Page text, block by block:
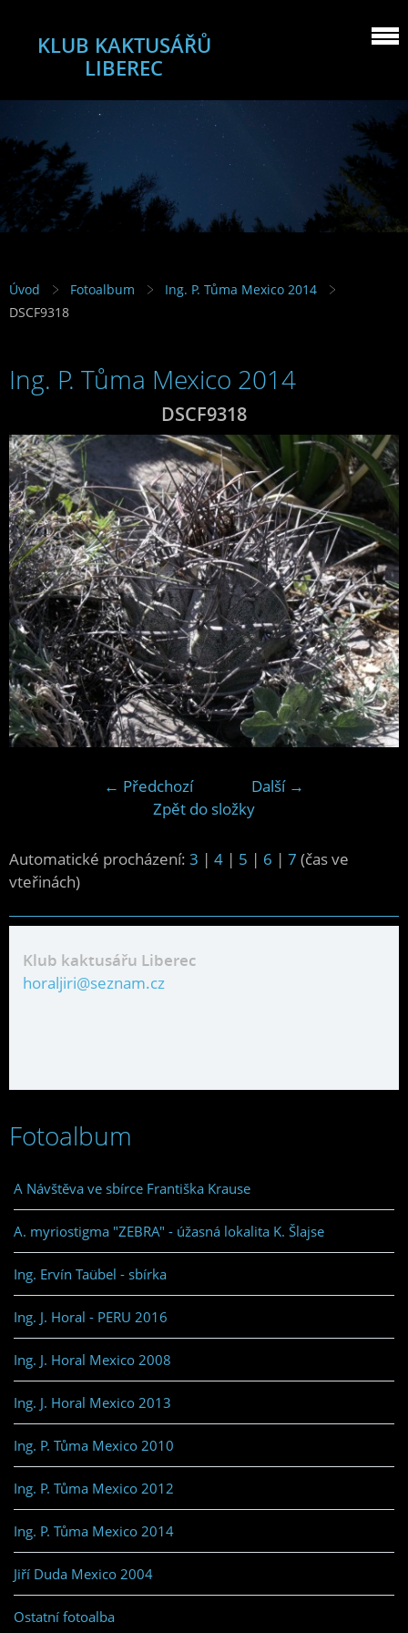
KLUB KAKTUSÁŘŮ
LIBEREC
Úvod Fotoalbum
Ing. P. Tůma Mexico 2014
DSCF9318
Ing. P. Tůma Mexico 2014
DSCF9318
← Předchozí
Další →
Zpět do složky
Automatické procházení: 3 | 4 | 5 | 6 | 7 (čas ve
vteřinách)
Klub kaktusářu Liberec
horaljiri@seznam.cz
Fotoalbum
A Návštěva ve sbírce Františka Krause
A. myriostigma "ZEBRA" - úžasná lokalita K. Šlajse
Ing. Ervín Taübel - sbírka
Ing. J. Horal - PERU 2016
Ing. J. Horal Mexico 2008
Ing. J. Horal Mexico 2013
Ing. P. Tůma Mexico 2010
Ing. P. Tůma Mexico 2012
Ing. P. Tůma Mexico 2014
Jiří Duda Mexico 2004
Ostatní fotoalba